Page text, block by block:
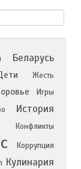
Беларусь
Жесть
Игры
История
Конфликты
Коррупция
Кулинария